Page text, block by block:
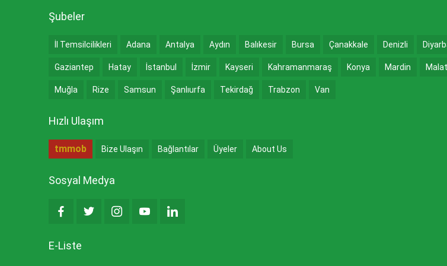
Şubeler
İl Temsilcilikleri Adana Antalya Aydın Balıkesir Bursa Çanakkale Denizli
Gaziantep Hatay İstanbul İzmir Kayseri Kahramanmaraş Konya Mardin
Muğla Rize Samsun Şanlıurfa Tekirdağ Trabzon Van
Hızlı Ulaşım
tmmob Bize Ulaşın Bağlantılar Üyeler About Us
Sosyal Medya
E-Liste